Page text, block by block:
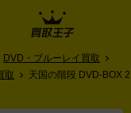
DVD・ブルーレイ買取
取
天国の階段 DVD-BOX 2